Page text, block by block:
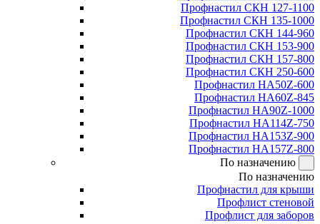
Профнастил СКН 127-1100
Профнастил СКН 135-1000
Профнастил СКН 144-960
Профнастил СКН 153-900
Профнастил СКН 157-800
Профнастил СКН 250-600
Профнастил НА50Z-600
Профнастил НА60Z-845
Профнастил НА90Z-1000
Профнастил НА114Z-750
Профнастил НА153Z-900
Профнастил НА157Z-800
По назначению
По назначению
Профнастил для крыши
Профлист стеновой
Профлист для заборов